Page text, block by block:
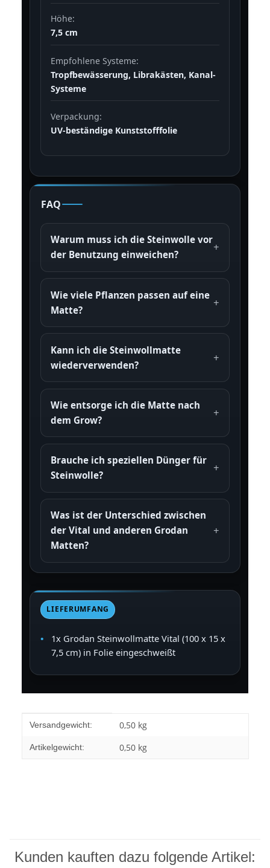
Höhe:
7,5 cm
Empfohlene Systeme:
Tropfbewässerung, Librakästen, Kanal-
Systeme
Verpackung:
UV-beständige Kunststofffolie
FAQ
Warum muss ich die Steinwolle vor
der Benutzung einweichen?
Wie viele Pflanzen passen auf eine
Matte?
Kann ich die Steinwollmatte
wiederverwenden?
Wie entsorge ich die Matte nach
dem Grow?
Brauche ich speziellen Dünger für
Steinwolle?
Was ist der Unterschied zwischen
der Vital und anderen Grodan
Matten?
LIEFERUMFANG
1x Grodan Steinwollmatte Vital (100 x 15 x
7,5 cm) in Folie eingeschweißt
Produkteigenschaft
Wert
Versandgewicht: 0,50 kg
Artikelgewicht: 0,50 kg
Kunden kauften dazu folgende Artikel: